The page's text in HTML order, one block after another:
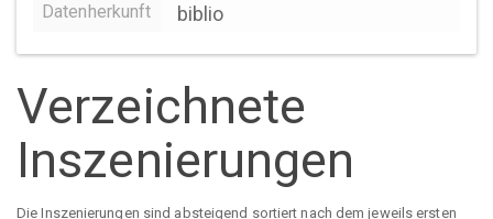
Datenherkunft biblio
Verzeichnete
Inszenierungen
Die Inszenierungen sind absteigend sortiert nach dem jeweils ersten